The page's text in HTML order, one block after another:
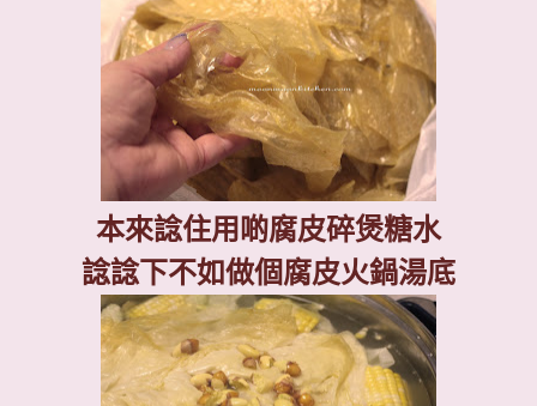
本來諗住用啲腐皮碎煲糖水
諗諗下不如做個腐皮火鍋湯底